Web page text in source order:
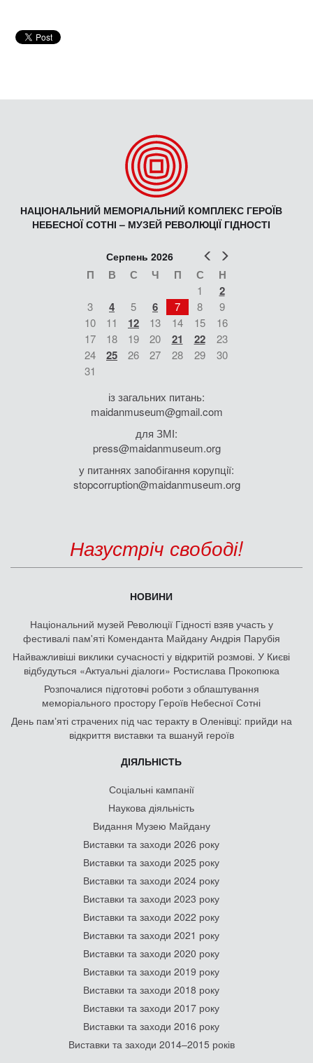
НАЦІОНАЛЬНИЙ МЕМОРІАЛЬНИЙ КОМПЛЕКС ГЕРОЇВ
НЕБЕСНОЇ СОТНІ – МУЗЕЙ РЕВОЛЮЦІЇ ГІДНОСТІ
Попер
Серпень 2026
П В С Ч П С Н
1 2
3 4 5 6 7 8
9
10
11 12 13 14 15
16
17
18 19 20 21 22
23
24
25 26 27 28 29
30
31
із загальних питань:
maidanmuseum@gmail.com
для ЗМІ:
press@maidanmuseum.org
у питаннях запобігання корупції:
stopcorruption@maidanmuseum.org
Назустріч свободі!
НОВИНИ
Національний музей Революції Гідності взяв участь у
фестивалі пам'яті Коменданта Майдану Андрія Парубія
Найважливіші виклики сучасності у відкритій розмові. У Києві
відбудуться «Актуальні діалоги» Ростислава Прокопюка
Розпочалися підготовчі роботи з облаштування
меморіального простору Героїв Небесної Сотні
День памʼяті страчених під час теракту в Оленівці: прийди на
відкриття виставки та вшануй героїв
ДІЯЛЬНІСТЬ
Соціальні кампанії
Наукова діяльність
Видання Музею Майдану
Виставки та заходи 2026 року
Виставки та заходи 2025 року
Виставки та заходи 2024 року
Виставки та заходи 2023 року
Виставки та заходи 2022 року
Виставки та заходи 2021 року
Виставки та заходи 2020 року
Виставки та заходи 2019 року
Виставки та заходи 2018 року
Виставки та заходи 2017 року
Виставки та заходи 2016 року
Виставки та заходи 2014–2015 років